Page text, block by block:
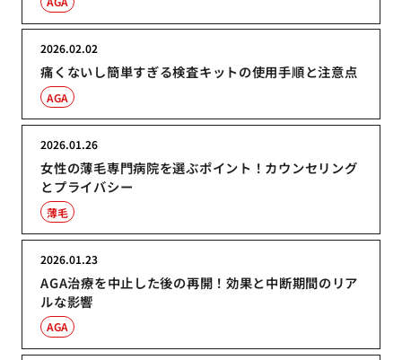
痛くないし簡単すぎる検査キットの使用手順と注意点
2026.02.02
AGA
女性の薄毛専門病院を選ぶポイント！カウンセリング
とプライバシー
2026.01.26
薄毛
AGA治療を中止した後の再開！効果と中断期間のリア
ルな影響
2026.01.23
AGA